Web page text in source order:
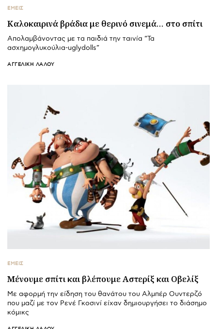
ΕΜΕΙΣ
Καλοκαιρινά βράδια με θερινό σινεμά… στο σπίτι
Απολαμβάνοντας με τα παιδιά την ταινία “Τα
ασχημογλυκούλια-uglydolls”
ΑΓΓΕΛΙΚΉ ΛΆΛΟΥ
ΕΜΕΙΣ
Μένουμε σπίτι και βλέπουμε Αστερίξ και Οβελίξ
Με αφορμή την είδηση του θανάτου του Αλμπέρ Ουντερζό
που μαζί με τον Ρενέ Γκοσινί είχαν δημιουργήσει το διάσημο
κόμικς